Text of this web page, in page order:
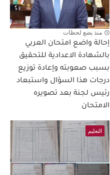
منذ بضع لحظات
إحالة واضع امتحان العربي
بالشهادة الاعدادية للتحقيق
بسبب صعوبته وإعادة توزيع
درجات هذا السؤال واستبعاد
رئيس لجنة بعد تصويره
الامتحان
التعليم